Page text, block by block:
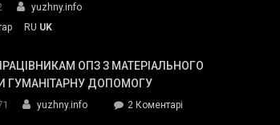
yuzhny.info
on
завойовує
симпатії
Трампа
RU UK
ОПЗ З МАТЕРІАЛЬНОГО
ГУМАНІТАРНУ ДОПОМОГУ
yuzhny.info 2 Коментарідо